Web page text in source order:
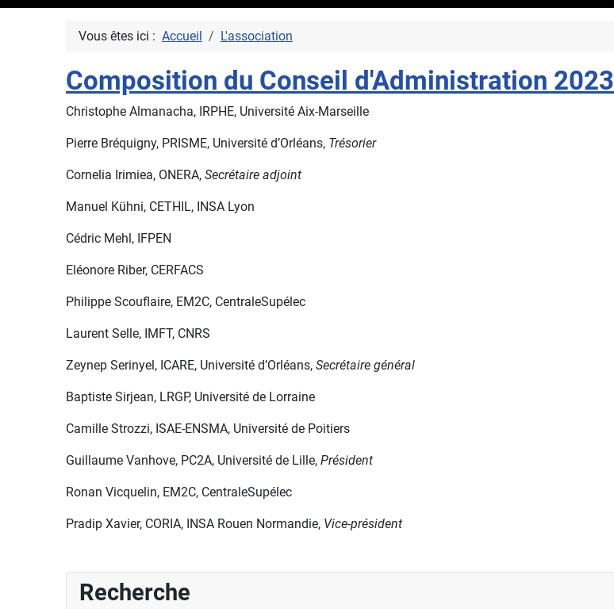
Vous êtes ici : Accueil L'association
Composition du Conseil d'Administration 2023
Christophe Almanacha, IRPHE, Université Aix-Marseille
Pierre Bréquigny, PRISME, Université d’Orléans, Trésorier
Cornelia Irimiea, ONERA, Secrétaire adjoint
Manuel Kühni, CETHIL, INSA Lyon
Cédric Mehl, IFPEN
Eléonore Riber, CERFACS
Philippe Scouflaire, EM2C, CentraleSupélec
Laurent Selle, IMFT, CNRS
Zeynep Serinyel, ICARE, Université d’Orléans, Secrétaire général
Baptiste Sirjean, LRGP, Université de Lorraine
Camille Strozzi, ISAE-ENSMA, Université de Poitiers
Guillaume Vanhove, PC2A, Université de Lille, Président
Ronan Vicquelin, EM2C, CentraleSupélec
Pradip Xavier, CORIA, INSA Rouen Normandie, Vice-président
Recherche